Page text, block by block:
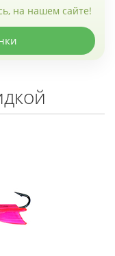
на нашем сайте!